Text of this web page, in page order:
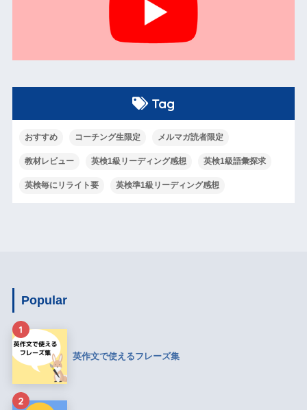
Tag
おすすめ コーチング生限定 メルマガ読者限定
教材レビュー 英検1級リーディング感想 英検1級語彙探求
英検毎にリライト要 英検準1級リーディング感想
Popular
1
英作文で使えるフレーズ集
2